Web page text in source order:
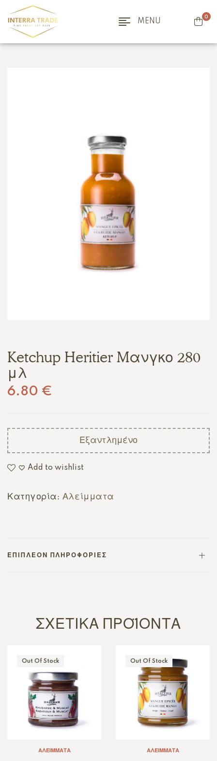
MENU
0
Ketchup Heritier Mανγκο 280
μλ
6.80 €
Εξαντλημένο
Add to wishlist
Κατηγορία: Αλείμματα
ΕΠΙΠΛΈΟΝ ΠΛΗΡΟΦΟΡΊΕΣ
ΣΧΕΤΙΚΆ ΠΡΟΪΌΝΤΑ
Out Of Stock
ΑΛΕΊΜΜΑΤΑ
Out Of Stock
ΑΛΕΊΜΜΑΤΑ